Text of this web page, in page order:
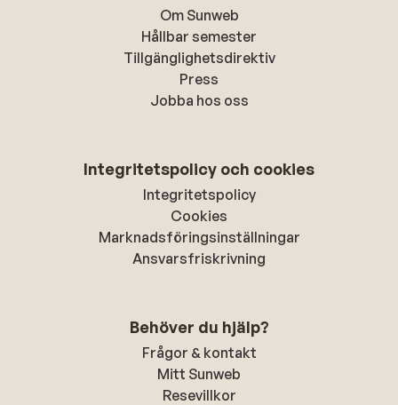
Om Sunweb
Hållbar semester
Tillgänglighetsdirektiv
Press
Jobba hos oss
Integritetspolicy och cookies
Integritetspolicy
Cookies
Marknadsföringsinställningar
Ansvarsfriskrivning
Behöver du hjälp?
Frågor & kontakt
Mitt Sunweb
Resevillkor